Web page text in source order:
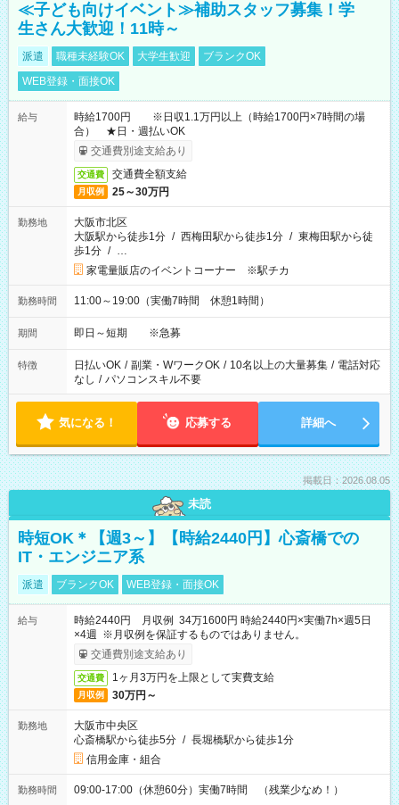
≪子ども向けイベント≫補助スタッフ募集！学
生さん大歓迎！11時～
派遣 職種未経験OK 大学生歓迎
ブランクOK
WEB登録・面接OK
給与
時給1700円 ※日収1.1万円以上（時給1700円×7時間の場
合） ★日・週払いOK
交通費別途支給あり
交通費 交通費全額支給
月収例 25～30万円
勤務地
大阪市北区
大阪駅から徒歩1分 / 西梅田駅から徒歩1分 / 東梅田駅から徒
歩1分 / …
家電量販店のイベントコーナー ※駅チカ
勤務時間 11:00～19:00（実働7時間 休憩1時間）
期間 即日～短期 ※急募
特徴 日払いOK / 副業・WワークOK / 10名以上の大量募集 / 電話対応
なし / パソコンスキル不要
気になる！ 応募する 詳細へ
掲載日：2026.08.05
未読
時短OK＊【週3～】【時給2440円】心斎橋での
IT・エンジニア系
派遣 ブランクOK WEB登録・面接OK
給与
時給2440円 月収例 34万1600円 時給2440円×実働7h×週5日
×4週 ※月収例を保証するものではありません。
交通費別途支給あり
交通費 1ヶ月3万円を上限として実費支給
月収例 30万円～
勤務地
大阪市中央区
心斎橋駅から徒歩5分 / 長堀橋駅から徒歩1分
信用金庫・組合
勤務時間 09:00-17:00（休憩60分）実働7時間 （残業少なめ！）